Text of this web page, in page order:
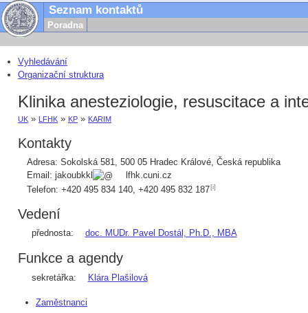
Seznam kontaktů
Poradna
Vyhledávání
Organizační struktura
Klinika anesteziologie, resuscitace a
UK » LFHK » KP » KARIM
Kontakty
Adresa: Sokolská 581, 500 05 Hradec Králové, Česká republika
Email: jakoubkkl
lfhk.cuni.cz
Telefon: +420 495 834 140, +420 495 832 187[i]
Vedení
přednosta: doc. MUDr. Pavel Dostál, Ph.D., MBA
Funkce a agendy
sekretářka: Klára Plašilová
Zaměstnanci